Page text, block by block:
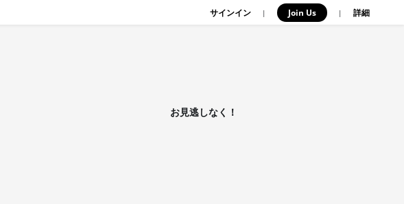
サインイン | Join Us | 詳細
お見逃しなく！